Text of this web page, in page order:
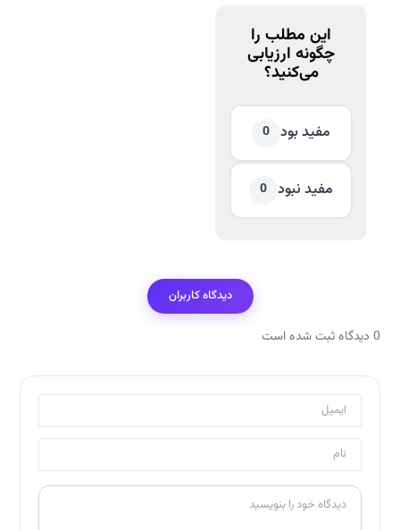
این مطلب را
چگونه ارزیابی
می‌کنید؟
مفید بود 0
مفید نبود 0
دیدگاه کاربران
0 دیدگاه ثبت شده است